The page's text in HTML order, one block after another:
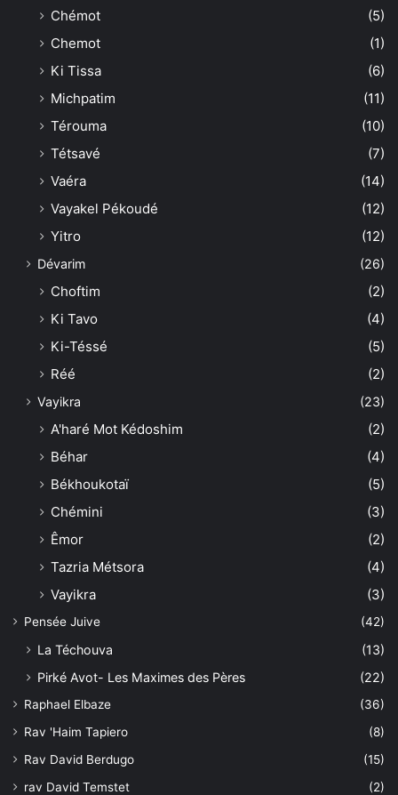
Chémot
(5)
Chemot
(1)
Ki Tissa
(6)
Michpatim
(11)
Térouma
(10)
Tétsavé
(7)
Vaéra
(14)
Vayakel Pékoudé
(12)
Yitro
(12)
Dévarim (26)
Choftim
(2)
Ki Tavo
(4)
Ki-Téssé
(5)
Réé
(2)
Vayikra (23)
A'haré Mot Kédoshim
(2)
Béhar
(4)
Békhoukotaï
(5)
Chémini
(3)
Êmor
(2)
Tazria Métsora
(4)
Vayikra
(3)
Pensée Juive (42)
La Téchouva
(13)
Pirké Avot- Les Maximes des Pères
(22)
Raphael Elbaze
(36)
Rav 'Haim Tapiero
(8)
Rav David Berdugo
(15)
rav David Temstet
(2)